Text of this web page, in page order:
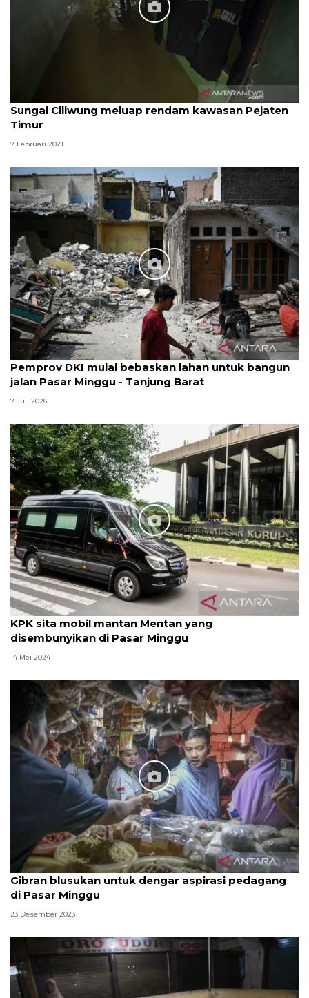
Sungai Ciliwung meluap rendam kawasan Pejaten
Timur
7 Februari 2021
Pemprov DKI mulai bebaskan lahan untuk bangun
jalan Pasar Minggu - Tanjung Barat
7 Juli 2026
KPK sita mobil mantan Mentan yang
disembunyikan di Pasar Minggu
14 Mei 2024
Gibran blusukan untuk dengar aspirasi pedagang
di Pasar Minggu
23 Desember 2023